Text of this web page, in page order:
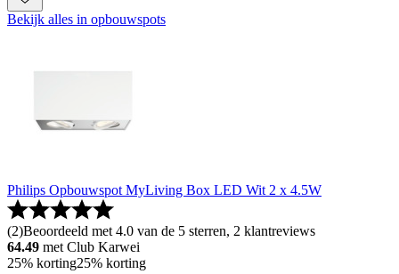
Bekijk alles in opbouwspots
Philips Opbouwspot MyLiving Box LED Wit 2 x 4.5W
(2)Beoordeeld met 4.0 van de 5 sterren, 2 klantreviews
64.49 met Club Karwei
25% korting25% korting